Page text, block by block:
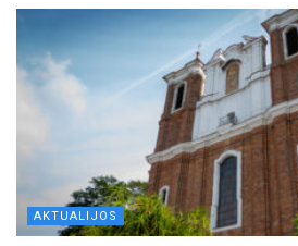
AKTUALIJOS